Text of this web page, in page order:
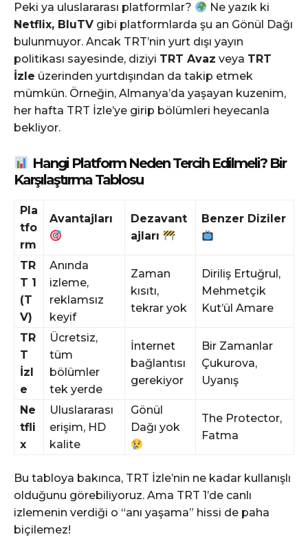
Peki ya uluslararası platformlar?
Ne yazık ki
Netflix, BluTV gibi platformlarda şu an Gönül Dağı
bulunmuyor. Ancak TRT’nin yurt dışı yayın
politikası sayesinde, diziyi TRT Avaz veya TRT
İzle üzerinden yurtdışından da takip etmek
mümkün. Örneğin, Almanya’da yaşayan kuzenim,
her hafta TRT İzle’ye girip bölümleri heyecanla
bekliyor.
Hangi Platform Neden Tercih Edilmeli? Bir
Karşılaştırma Tablosu
Pla
tfo
rm
Avantajları
Dezavant
ajları
Benzer Diziler
TR
T 1
(T
V)
Anında
izleme,
reklamsız
keyif
Zaman
kısıtı,
tekrar yok
Diriliş Ertuğrul,
Mehmetçik
Kut’ül Amare
TR
T
İzl
e
Ücretsiz,
tüm
bölümler
tek yerde
İnternet
bağlantısı
gerekiyor
Bir Zamanlar
Çukurova,
Uyanış
Ne
tfli
x
Uluslararası
erişim, HD
kalite
Gönül
Dağı yok
The Protector,
Fatma
Bu tabloya bakınca, TRT İzle’nin ne kadar kullanışlı
olduğunu görebiliyoruz. Ama TRT 1’de canlı
izlemenin verdiği o “anı yaşama” hissi de paha
biçilemez!